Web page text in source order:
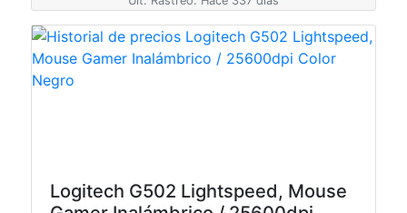
Logitech G502 Lightspeed, Mouse